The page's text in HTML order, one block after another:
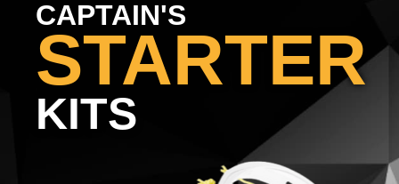
CAPTAIN'S
STARTER
KITS